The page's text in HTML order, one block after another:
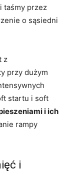
taśmy przez
o sąsiedni
z
przy dużym
startu i soft
i ich
rampy
i